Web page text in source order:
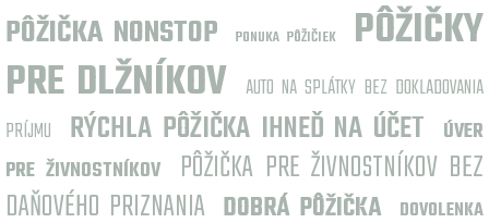
PÔŽIČKA NONSTOP
PONUKA PÔŽIČIEK
PÔŽIČKY
PRE DLŽNÍKOV AUTO NA SPLÁTKY BEZ DOKLADOVANIA
PRÍJMU
RÝCHLA PÔŽIČKA IHNEĎ NA ÚČET
ÚVER
PRE ŽIVNOSTNÍKOV
PÔŽIČKA PRE ŽIVNOSTNÍKOV BEZ
DAŇOVÉHO PRIZNANIA DOBRÁ PÔŽIČKA DOVOLENKA